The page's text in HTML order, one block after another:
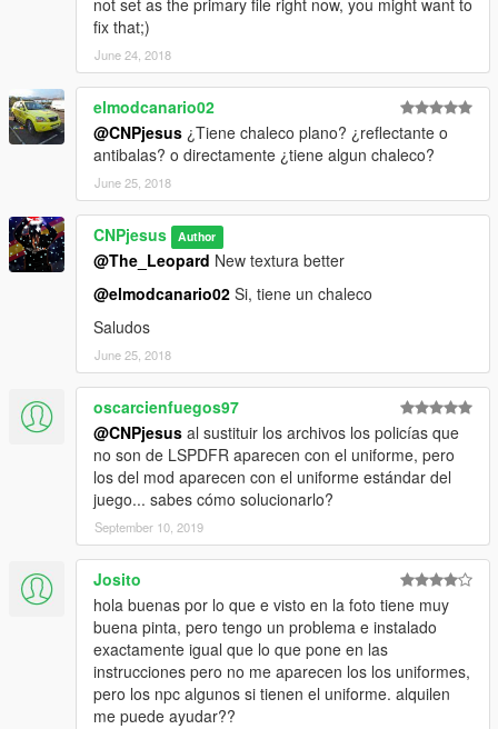
not set as the primary file right now, you might want to
fix that;)
June 24, 2018
elmodcanario02
@CNPjesus ¿Tiene chaleco plano? ¿reflectante o
antibalas? o directamente ¿tiene algun chaleco?
June 25, 2018
CNPjesus Author
@The_Leopard New textura better
@elmodcanario02 Si, tiene un chaleco
Saludos
June 25, 2018
oscarcienfuegos97
@CNPjesus al sustituir los archivos los policías que
no son de LSPDFR aparecen con el uniforme, pero
los del mod aparecen con el uniforme estándar del
juego... sabes cómo solucionarlo?
September 10, 2019
Josito
hola buenas por lo que e visto en la foto tiene muy
buena pinta, pero tengo un problema e instalado
exactamente igual que lo que pone en las
instrucciones pero no me aparecen los los uniformes,
pero los npc algunos si tienen el uniforme. alquilen
me puede ayudar??